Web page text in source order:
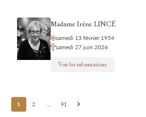
Madame Irène LINCÉ
samedi 13 février 1954
samedi 27 juin 2026
Voir les informations
Posts
pagination
1 2 91